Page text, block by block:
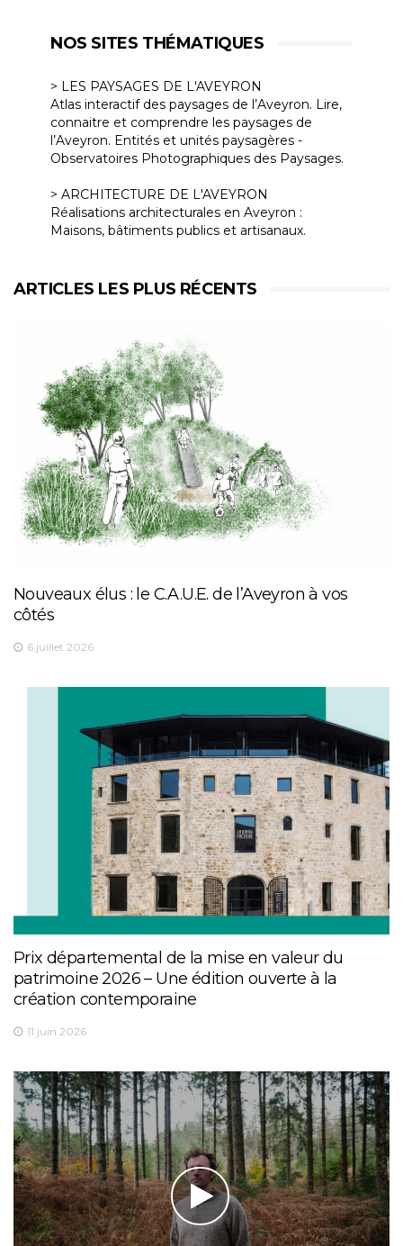
NOS SITES THÉMATIQUES
> LES PAYSAGES DE L'AVEYRON
Atlas interactif des paysages de l’Aveyron. Lire,
connaitre et comprendre les paysages de
l’Aveyron. Entités et unités paysagères -
Observatoires Photographiques des Paysages.
> ARCHITECTURE DE L'AVEYRON
Réalisations architecturales en Aveyron :
Maisons, bâtiments publics et artisanaux.
ARTICLES LES PLUS RÉCENTS
Nouveaux élus : le C.A.U.E. de l’Aveyron à vos
côtés
6 juillet 2026
Prix départemental de la mise en valeur du
patrimoine 2026 – Une édition ouverte à la
création contemporaine
11 juin 2026